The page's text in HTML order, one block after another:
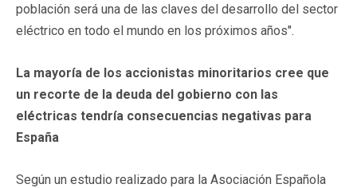
población será una de las claves del desarrollo del sector
eléctrico en todo el mundo en los próximos años".
La mayoría de los accionistas minoritarios cree que
un recorte de la deuda del gobierno con las
eléctricas tendría consecuencias negativas para
España
Según un estudio realizado para la Asociación Española